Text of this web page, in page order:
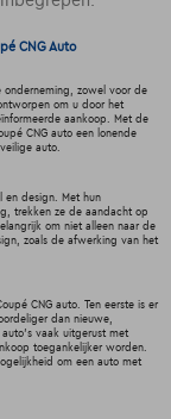
CNG Auto
onderneming, zowel voor de
om u door het
aankoop. Met de
CNG auto een lonende
auto.
en design. Met hun
trekken ze de aandacht op
om niet alleen naar de
zoals de afwerking van het
CNG auto. Ten eerste is er
dan nieuwe,
vaak uitgerust met
toegankelijker worden.
om een auto met